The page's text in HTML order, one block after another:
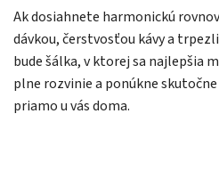
Ak dosiahnete harmonickú
dávkou, čerstvosťou kávy a
bude šálka, v ktorej sa najlepšia
plne rozvinie a ponúkne
priamo u vás doma.